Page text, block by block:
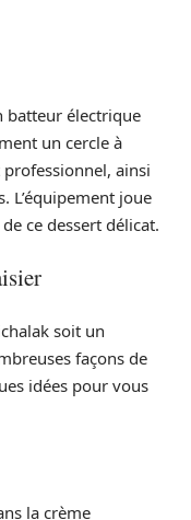
batteur électrique
un cercle à
ainsi
L’équipement joue
ce dessert délicat.
soit un
façons de
idées pour vous
la crème